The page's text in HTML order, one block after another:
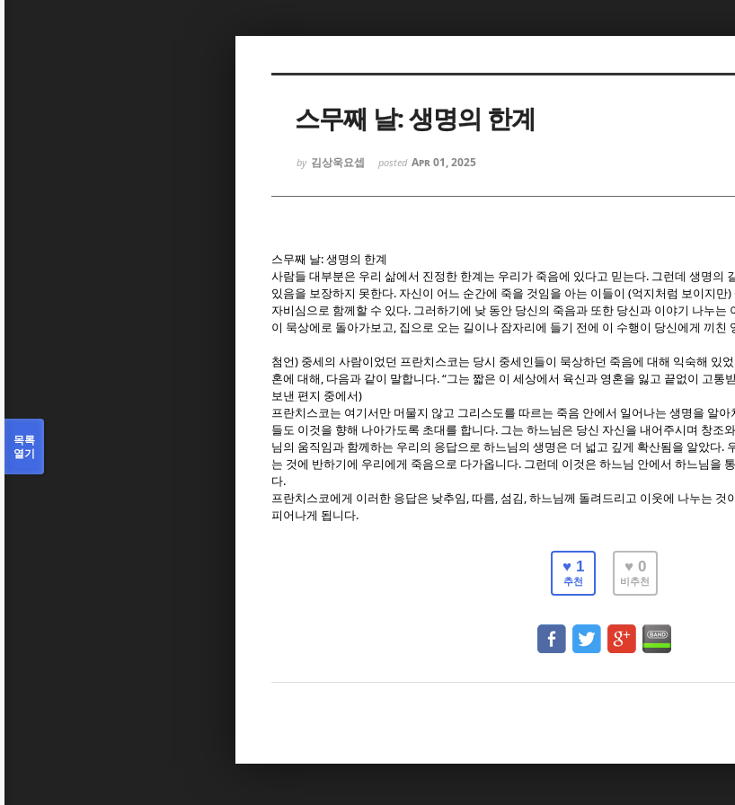
스무째 날: 생명의 한계
by 김상욱요셉 posted Apr 01, 2025
스무째 날: 생명의 한계
사람들 대부분은 우리 삶에서 진정한 한계는 우리가 죽음에 있다고 믿는다. 그런데 생명의
있음을 보장하지 못한다. 자신이 어느 순간에 죽을 것임을 아는 이들이 (억지처럼 보이지만)
자비심으로 함께할 수 있다. 그러하기에 낮 동안 당신의 죽음과 또한 당신과 이야기 나누는
이 묵상에로 돌아가보고, 집으로 오는 길이나 잠자리에 들기 전에 이 수행이 당신에게 끼친
첨언) 중세의 사람이었던 프란치스코는 당시 중세인들이 묵상하던 죽음에 대해 익숙해 있
혼에 대해 , 다음과 같이 말합니다. “그는 짧은 이 세상에서 육신과 영혼을 잃고 끝없이 고통
보낸 편지 중에서)
프란치스코는 여기서만 머물지 않고 그리스도를 따르는 죽음 안에서 일어나는 생명을 알
들도 이것을 향해 나아가도록 초대를 합니다. 그는 하느님은 당신 자신을 내어주시며 창조
님의 움직임과 함께하는 우리의 응답으로 하느님의 생명은 더 넓고 깊게 확산됨을 알았다.
는 것에 반하기에 우리에게 죽음으로 다가옵니다. 그런데 이것은 하느님 안에서 하느님을
다.
프란치스코에게 이러한 응답은 낮추임 , 따름, 섬김 , 하느님께 돌려드리고 이웃에 나누는 것
피어나게 됩니다.
♥ 1
추천
♥ 0
비추천
목록
열기
Sketchbook5, 스케치북5
Sketchbook5, 스케치북5